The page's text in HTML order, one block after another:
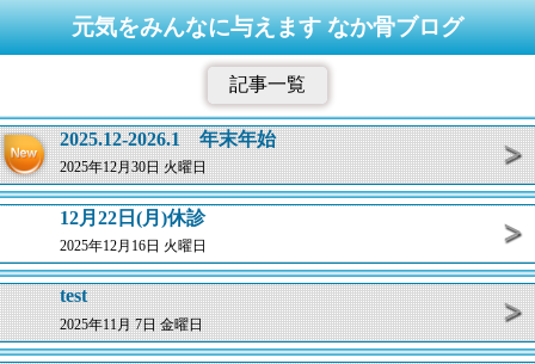
元気をみんなに与えます なか骨ブログ
記事一覧
2025.12-2026.1 年末年始
2025年12月30日 火曜日
12月22日(月)休診
2025年12月16日 火曜日
test
2025年11月 7日 金曜日